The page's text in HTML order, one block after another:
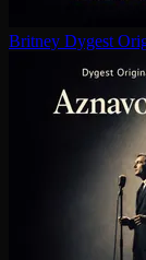
Britney Dygest